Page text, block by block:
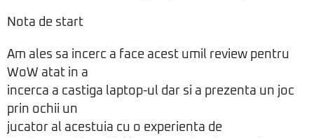
Nota de start
Am ales sa incerc a face acest umil review pentru
WoW atat in a
incerca a castiga laptop-ul dar si a prezenta un joc
prin ochii un
jucator al acestuia cu o experienta de